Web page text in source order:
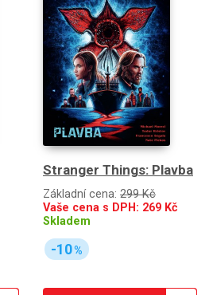
Stranger Things: Plavba
Základní cena: 299 Kč
Vaše cena s DPH: 269 Kč
Skladem
-10%